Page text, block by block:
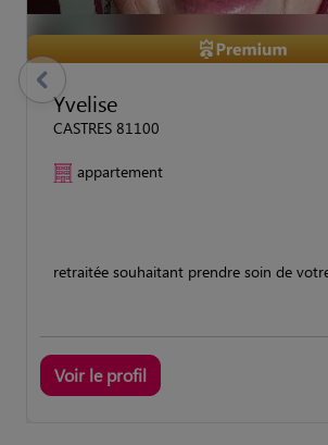
Yvelise
CASTRES 81100
appartement
retraitée souhaitant prendre soin de
Voir le profil
previous